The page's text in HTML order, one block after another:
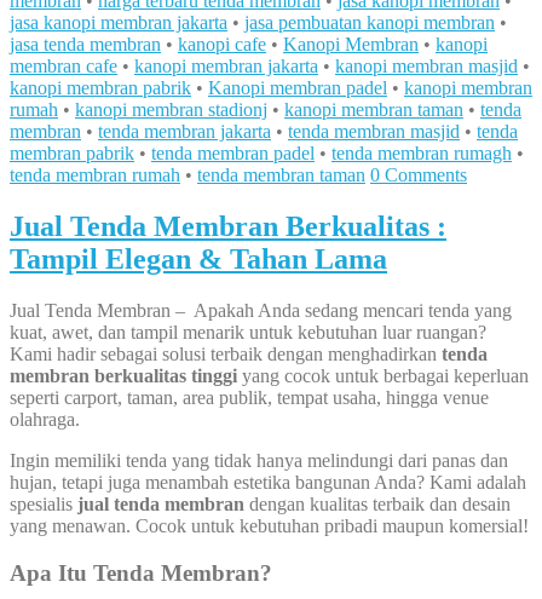
jasa kanopi membran jakarta • jasa pembuatan kanopi membran •
jasa tenda membran • kanopi cafe • Kanopi Membran • kanopi
membran cafe • kanopi membran jakarta • kanopi membran masjid •
kanopi membran pabrik • Kanopi membran padel • kanopi membran
rumah • kanopi membran stadionj • kanopi membran taman • tenda
membran • tenda membran jakarta • tenda membran masjid • tenda
membran pabrik • tenda membran padel • tenda membran rumagh •
tenda membran rumah • tenda membran taman 0 Comments
Jual Tenda Membran Berkualitas :
Tampil Elegan & Tahan Lama
Jual Tenda Membran – Apakah Anda sedang mencari tenda yang
kuat, awet, dan tampil menarik untuk kebutuhan luar ruangan?
Kami hadir sebagai solusi terbaik dengan menghadirkan tenda
membran berkualitas tinggi yang cocok untuk berbagai keperluan
seperti carport, taman, area publik, tempat usaha, hingga venue
olahraga.
Ingin memiliki tenda yang tidak hanya melindungi dari panas dan
hujan, tetapi juga menambah estetika bangunan Anda? Kami adalah
spesialis jual tenda membran dengan kualitas terbaik dan desain
yang menawan. Cocok untuk kebutuhan pribadi maupun komersial!
Apa Itu Tenda Membran?